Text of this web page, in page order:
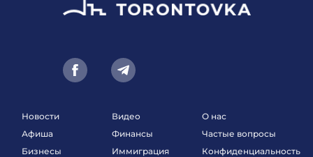
Новости
Афиша
Бизнесы
Видео
Финансы
Иммиграция
О нас
Частые вопросы
Конфиденциальность